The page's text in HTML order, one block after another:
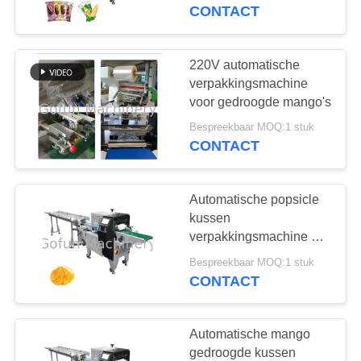
FABRIEKSREIS
KWALITEITSCONTROLE
CONTACTEER
ONS
NIEUWS
GEVALLEN
VERZOEK
De Lijn van de
mangoverwerking
De Lijn van de
47
CONTACT
220V automatische
verpakkingsmachine
voor gedroogde mango's
Bespreekbaar MOQ:1 stuk
CONTACT
Automatische popsicle
kussen
verpakkingsmachine en
kussen type flow pack
machine
Bespreekbaar MOQ:1 stuk
CONTACT
Automatische mango
gedroogde kussen